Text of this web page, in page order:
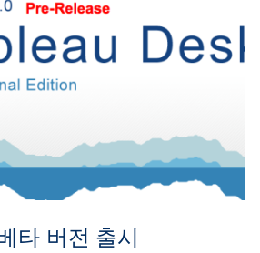
타 버전 출시